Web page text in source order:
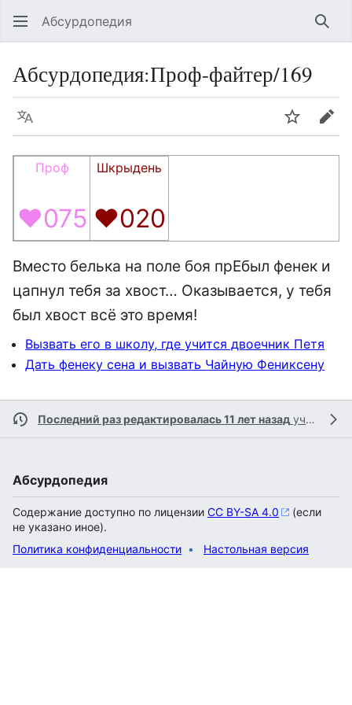
Абсурдопедия
Абсурдопедия:Проф-файтер/169
Язык
Проф
♥075
Шкрыдень
♥020
Вместо белька на поле боя прЕбыл фенек и
цапнул тебя за хвост… Оказывается, у тебя
был хвост всё это время!
Вызвать его в школу, где учится двоечник Петя
Дать фенеку сена и вызвать Чайную Фениксену
Последний раз редактировалась 11 лет назад участником
Абсурдопедия
Содержание доступно по лицензии CC BY-SA 4.0
(если
не указано иное).
Политика конфиденциальности
Настольная версия